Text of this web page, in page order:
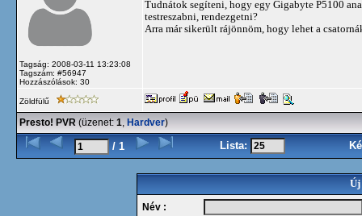
Tagság: 2008-03-11 13:23:08
Tagszám: #56947
Hozzászólások: 30
Tudnátok segíteni, hogy egy Gigabyte P5100
testreszabni, rendezgetni?
Arra már sikerült rájönnöm, hogy lehet a
Zöldfülű
Presto! PVR (üzenet: 1, Hardver)
/ 1 Lista:
Új
Név :